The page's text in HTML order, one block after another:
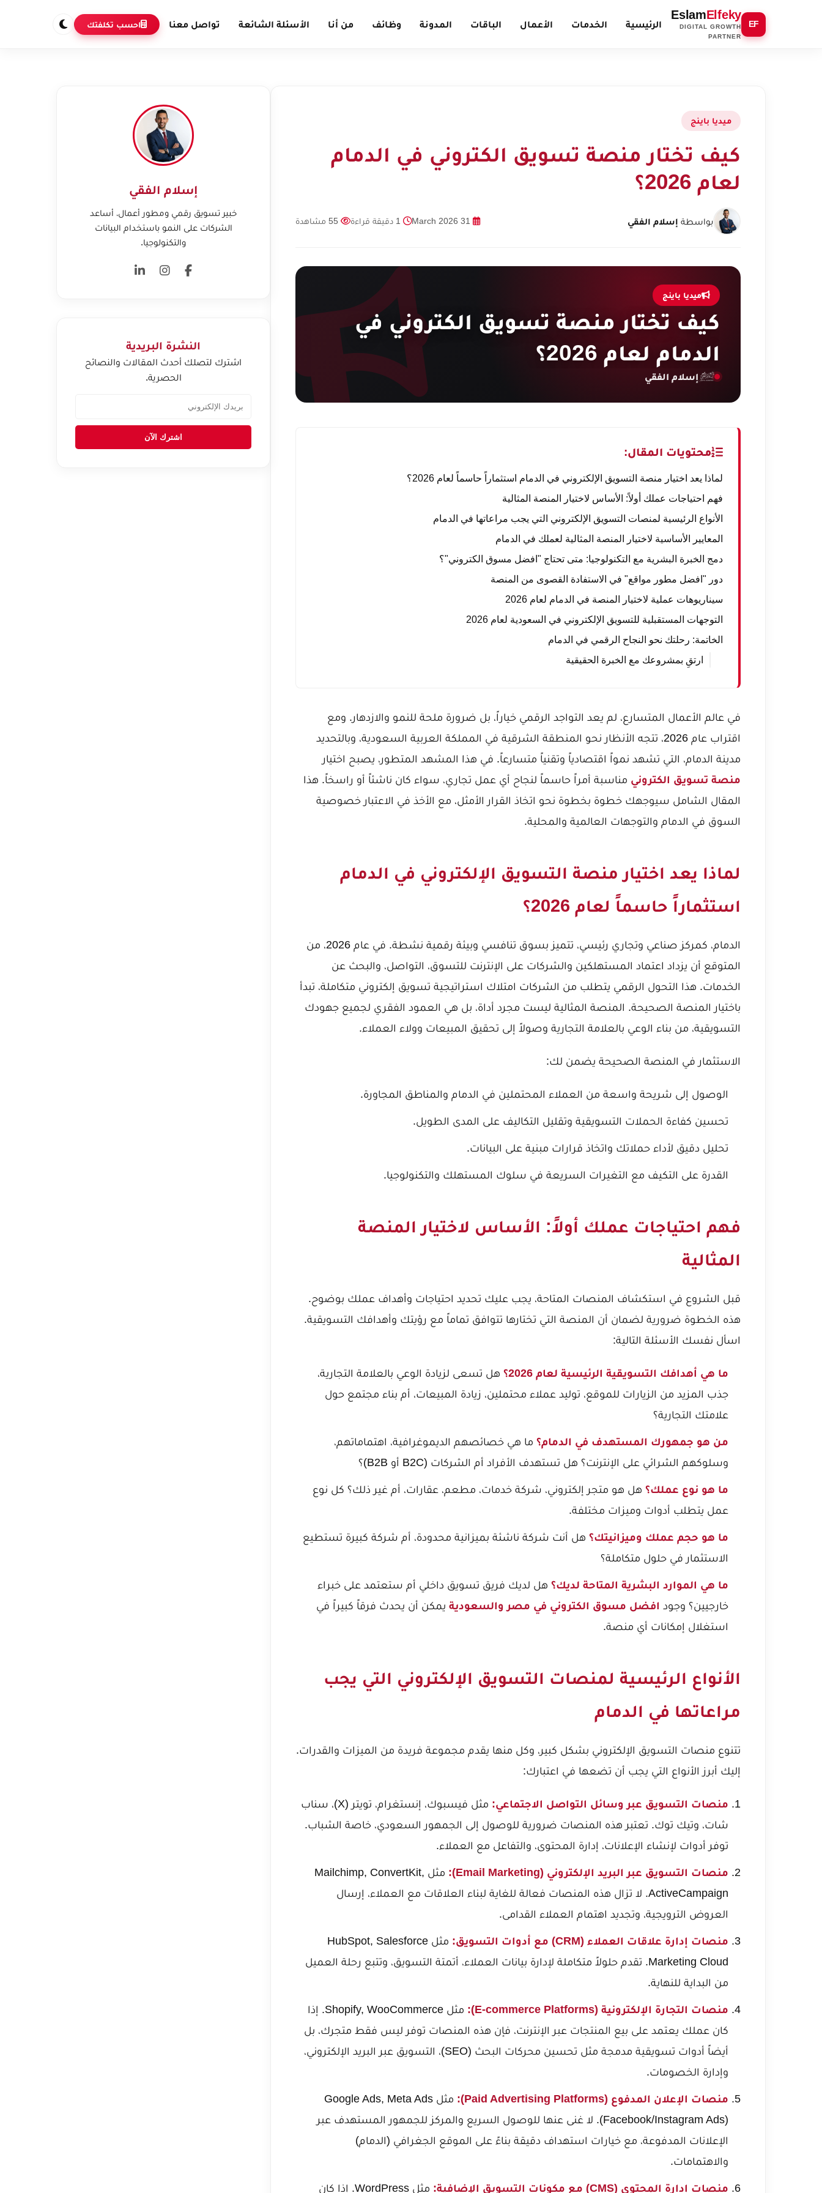
EF
EslamElfeky
DIGITAL GROWTH
PARTNER
الرئيسية الخدمات الأعمال الباقات المدونة وظائف من أنا الأسئلة الشائعة تواصل معنا احسب تكلفتك
ميديا باينج
كيف تختار منصة تسويق الكتروني في الدمام
لعام 2026؟
بواسطة إسلام الفقي
ميديا باينج
كيف تختار منصة تسويق الكتروني في
الدمام لعام 2026؟
إسلام الفقي
محتويات المقال:
لماذا يعد اختيار منصة التسويق الإلكتروني في الدمام استثماراً حاسماً لعام 2026؟
فهم احتياجات عملك أولاً: الأساس لاختيار المنصة المثالية
الأنواع الرئيسية لمنصات التسويق الإلكتروني التي يجب مراعاتها في الدمام
المعايير الأساسية لاختيار المنصة المثالية لعملك في الدمام
دمج الخبرة البشرية مع التكنولوجيا: متى تحتاج "افضل مسوق الكتروني"؟
دور "افضل مطور مواقع" في الاستفادة القصوى من المنصة
سيناريوهات عملية لاختيار المنصة في الدمام لعام 2026
التوجهات المستقبلية للتسويق الإلكتروني في السعودية لعام 2026
الخاتمة: رحلتك نحو النجاح الرقمي في الدمام
ارتقِ بمشروعك مع الخبرة الحقيقية
في عالم الأعمال المتسارع، لم يعد التواجد الرقمي خياراً، بل ضرورة ملحة للنمو والازدهار. ومع
اقتراب عام 2026، تتجه الأنظار نحو المنطقة الشرقية في المملكة العربية السعودية، وبالتحديد
مدينة الدمام، التي تشهد نمواً اقتصادياً وتقنياً متسارعاً. في هذا المشهد المتطور، يصبح اختيار
منصة تسويق الكتروني مناسبة أمراً حاسماً لنجاح أي عمل تجاري، سواء كان ناشئاً أو راسخاً. هذا
المقال الشامل سيوجهك خطوة بخطوة نحو اتخاذ القرار الأمثل، مع الأخذ في الاعتبار خصوصية
السوق في الدمام والتوجهات العالمية والمحلية.
لماذا يعد اختيار منصة التسويق الإلكتروني في الدمام
استثماراً حاسماً لعام 2026؟
الدمام، كمركز صناعي وتجاري رئيسي، تتميز بسوق تنافسي وبيئة رقمية نشطة. في عام 2026، من
المتوقع أن يزداد اعتماد المستهلكين والشركات على الإنترنت للتسوق، التواصل، والبحث عن
الخدمات. هذا التحول الرقمي يتطلب من الشركات امتلاك استراتيجية تسويق إلكتروني متكاملة، تبدأ
باختيار المنصة الصحيحة. المنصة المثالية ليست مجرد أداة، بل هي العمود الفقري لجميع جهودك
التسويقية، من بناء الوعي بالعلامة التجارية وصولاً إلى تحقيق المبيعات وولاء العملاء.
الاستثمار في المنصة الصحيحة يضمن لك:
الوصول إلى شريحة واسعة من العملاء المحتملين في الدمام والمناطق المجاورة.
تحسين كفاءة الحملات التسويقية وتقليل التكاليف على المدى الطويل.
تحليل دقيق لأداء حملاتك واتخاذ قرارات مبنية على البيانات.
القدرة على التكيف مع التغيرات السريعة في سلوك المستهلك والتكنولوجيا.
فهم احتياجات عملك أولاً: الأساس لاختيار المنصة
المثالية
قبل الشروع في استكشاف المنصات المتاحة، يجب عليك تحديد احتياجات وأهداف عملك بوضوح.
هذه الخطوة ضرورية لضمان أن المنصة التي تختارها تتوافق تماماً مع رؤيتك وأهدافك التسويقية.
اسأل نفسك الأسئلة التالية:
ما هي أهدافك التسويقية الرئيسية لعام 2026؟
هل تسعى لزيادة الوعي بالعلامة التجارية،
جذب المزيد من الزيارات للموقع، توليد عملاء محتملين، زيادة المبيعات، أم بناء مجتمع حول
علامتك التجارية؟
من هو جمهورك المستهدف في الدمام؟ ما هي خصائصهم الديموغرافية، اهتماماتهم،
وسلوكهم الشرائي على الإنترنت؟ هل تستهدف الأفراد أم الشركات (B2C أو B2B)؟
ما هو نوع عملك؟ هل هو متجر إلكتروني، شركة خدمات، مطعم، عقارات، أم غير ذلك؟ كل نوع
عمل يتطلب أدوات وميزات مختلفة.
ما هو حجم عملك وميزانيتك؟ هل أنت شركة ناشئة بميزانية محدودة، أم شركة كبيرة تستطيع
الاستثمار في حلول متكاملة؟
ما هي الموارد البشرية المتاحة لديك؟ هل لديك فريق تسويق داخلي أم ستعتمد على خبراء
خارجيين؟ وجود افضل مسوق الكتروني في مصر والسعودية يمكن أن يحدث فرقاً كبيراً في
استغلال إمكانات أي منصة.
الأنواع الرئيسية لمنصات التسويق الإلكتروني التي يجب
مراعاتها في الدمام
تتنوع منصات التسويق الإلكتروني بشكل كبير، وكل منها يقدم مجموعة فريدة من الميزات والقدرات.
إليك أبرز الأنواع التي يجب أن تضعها في اعتبارك:
منصات التسويق عبر وسائل التواصل الاجتماعي:
مثل فيسبوك، إنستغرام، تويتر (X)، سناب
شات، وتيك توك. تعتبر هذه المنصات ضرورية للوصول إلى الجمهور السعودي، خاصة الشباب.
توفر أدوات لإنشاء الإعلانات، إدارة المحتوى، والتفاعل مع العملاء.
منصات التسويق عبر البريد الإلكتروني (Email Marketing):
مثل Mailchimp, ConvertKit,
ActiveCampaign. لا تزال هذه المنصات فعالة للغاية لبناء العلاقات مع العملاء، إرسال
العروض الترويجية، وتجديد اهتمام العملاء القدامى.
منصات إدارة علاقات العملاء (CRM) مع أدوات التسويق:
مثل HubSpot, Salesforce
Marketing Cloud. تقدم حلولاً متكاملة لإدارة بيانات العملاء، أتمتة التسويق، وتتبع رحلة العميل
من البداية للنهاية.
منصات التجارة الإلكترونية (E-commerce Platforms):
مثل Shopify, WooCommerce. إذا
كان عملك يعتمد على بيع المنتجات عبر الإنترنت، فإن هذه المنصات توفر ليس فقط متجرك، بل
أيضاً أدوات تسويقية مدمجة مثل تحسين محركات البحث (SEO)، التسويق عبر البريد الإلكتروني،
وإدارة الخصومات.
منصات الإعلان المدفوع (Paid Advertising Platforms):
مثل Google Ads, Meta Ads
(Facebook/Instagram Ads). لا غنى عنها للوصول السريع والمركز للجمهور المستهدف عبر
الإعلانات المدفوعة، مع خيارات استهداف دقيقة بناءً على الموقع الجغرافي (الدمام)
والاهتمامات.
منصات إدارة المحتوى (CMS) مع مكونات التسويق الإضافية: مثل WordPress. إذا كان
إسلام الفقي
خبير تسويق رقمي ومطور أعمال، أساعد
الشركات على النمو باستخدام البيانات
والتكنولوجيا.
النشرة البريدية
اشترك لتصلك أحدث المقالات والنصائح
الحصرية.
اشترك الآن